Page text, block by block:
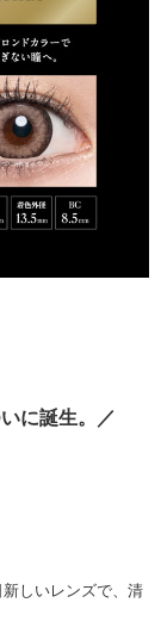
に誕生。／
しいレンズで、清